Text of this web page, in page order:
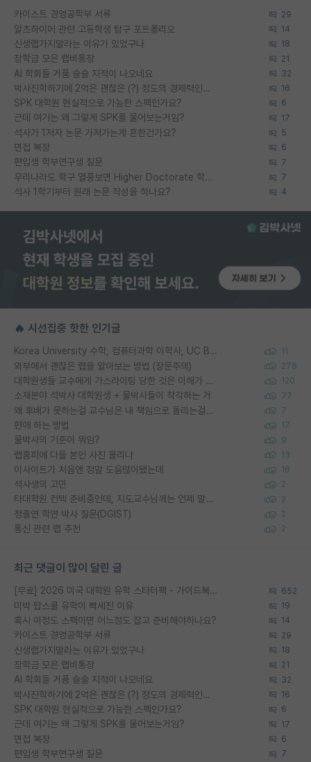
카이스트 경영공학부 서류 29
알츠하이머 관련 고등학생 탐구 포트폴리오 14
신생랩가지말라는 이유가 있었구나 18
장학금 모은 랩비통장 21
AI 학회들 거품 슬슬 지적이 나오네요 32
박사진학하기에 2억은 괜찮은 (?) 정도의 경제력인가요 16
SPK 대학원 현실적으로 가능한 스펙인가요? 6
근데 여기는 왜 그렇게 SPK를 물어보는거임? 17
석사가 1저자 논문 가져가는게 흔한건가요? 5
면접 복장 6
편입생 학부연구생 질문 7
우리나라도 학구 열풍보면 Higher Doctorate 학위가 필요하다고 봅니다. 7
석사 1학기부터 원래 논문 작성을 하나요? 4
🔥 시선집중 핫한 인기글
Korea University 수학, 컴퓨터과학 이학사, UC Berkeley 산업공학 대학원 공학박사가 되는 것은 쉽지 않겠죠? 11
외부에서 괜찮은 랩을 알아보는 방법 (장문주의) 278
대학원생들 교수에게 가스라이팅 당한 것은 이해가 갑니다. 안타깝네요. 120
소재분야 석박사 대학원생 + 물박사들이 착각하는 거 77
왜 후배가 못하는걸 교수님은 내 책임으로 돌리는걸까요? 7
편애 하는 방법 17
물박사의 기준이 뭐임? 9
랩홈피에 다들 본인 사진 올리냐 13
이사이트가 처음엔 정말 도움많이됐는데 16
석사생의 고민 2
타대학원 컨텍 준비중인데, 지도교수님께는 언제 말씀드려야 할까요? 2
정출연 학연 박사 질문(DGIST) 2
통신 관련 랩 추천 2
최근 댓글이 많이 달린 글
[무료] 2026 미국 대학원 유학 스타터팩 - 가이드북 & 합격자 컨택메일 템플릿 652
미박 탑스쿨 유학이 빡세진 이유 19
혹시 이정도 스펙이면 어느정도 잡고 준비해야하나요? 14
카이스트 경영공학부 서류 29
신생랩가지말라는 이유가 있었구나 18
장학금 모은 랩비통장 21
AI 학회들 거품 슬슬 지적이 나오네요 32
박사진학하기에 2억은 괜찮은 (?) 정도의 경제력인가요 16
SPK 대학원 현실적으로 가능한 스펙인가요? 6
근데 여기는 왜 그렇게 SPK를 물어보는거임? 17
면접 복장 6
편입생 학부연구생 질문 7